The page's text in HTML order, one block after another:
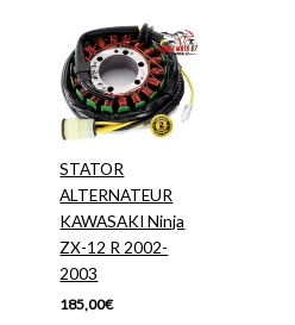
STATOR
ALTERNATEUR
KAWASAKI Ninja
ZX-12 R 2002-
2003
185,00€